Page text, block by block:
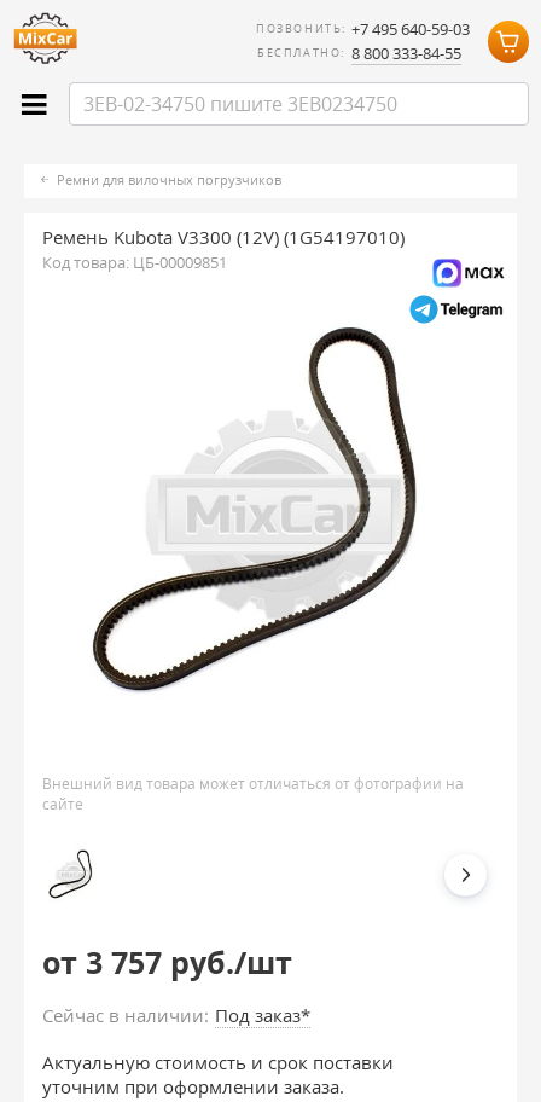
ПОЗВОНИТЬ: +7 495 640-59-03
БЕСПЛАТНО: 8 800 333-84-55
Ремни для вилочных погрузчиков
Ремень Kubota V3300 (12V) (1G54197010)
Код товара: ЦБ-00009851
Внешний вид товара может отличаться от фотографии на
сайте
от 3 757 руб./шт
Сейчас в наличии: Под заказ*
Актуальную стоимость и срок поставки
уточним при оформлении заказа.